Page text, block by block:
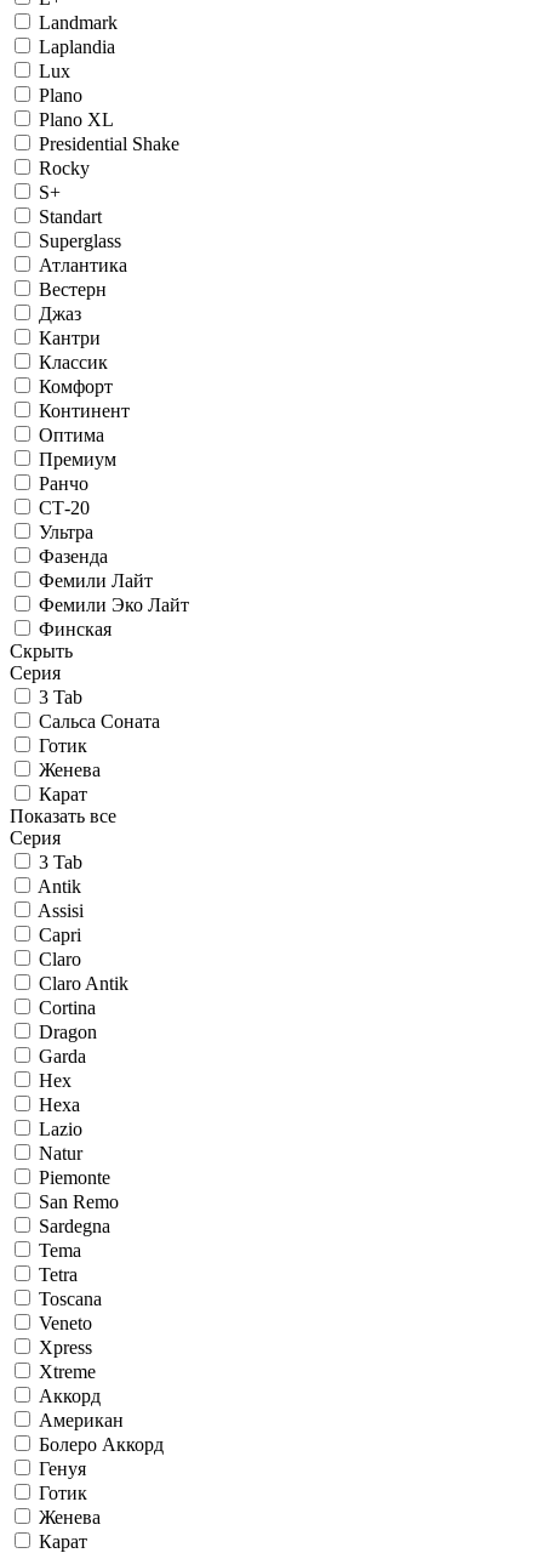
Landmark
Laplandia
Lux
Plano
Plano XL
Presidential Shake
Rocky
S+
Standart
Superglass
Атлантика
Вестерн
Джаз
Кантри
Классик
Комфорт
Континент
Оптима
Премиум
Ранчо
СТ-20
Ультра
Фазенда
Фемили Лайт
Фемили Эко Лайт
Финская
Скрыть
Серия
3 Tab
Сальса Соната
Готик
Женева
Карат
Показать все
Серия
3 Tab
Antik
Assisi
Capri
Claro
Claro Antik
Cortina
Dragon
Garda
Hex
Hexa
Lazio
Natur
Piemonte
San Remo
Sardegna
Tema
Tetra
Toscana
Veneto
Xpress
Xtreme
Аккорд
Американ
Болеро Аккорд
Генуя
Готик
Женева
Карат